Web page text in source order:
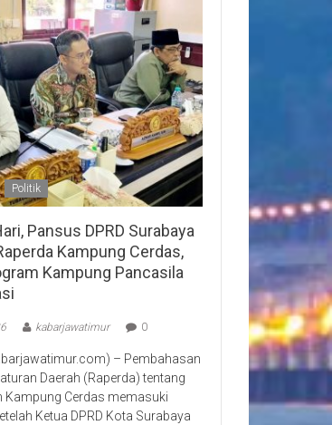
Politik
Pansus DPRD Surabaya
Kampung Cerdas,
Kampung Pancasila
kabarjawatimur 0
– Pembahasan
Daerah (Raperda) tentang
Kampung Cerdas memasuki
Ketua DPRD Kota Surabaya